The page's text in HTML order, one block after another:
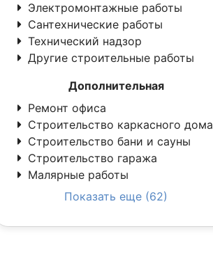
Электромонтажные работы
Сантехнические работы
Технический надзор
Другие строительные работы
Дополнительная
Ремонт офиса
Строительство каркасного дома
Строительство бани и сауны
Строительство гаража
Малярные работы
Показать еще (62)